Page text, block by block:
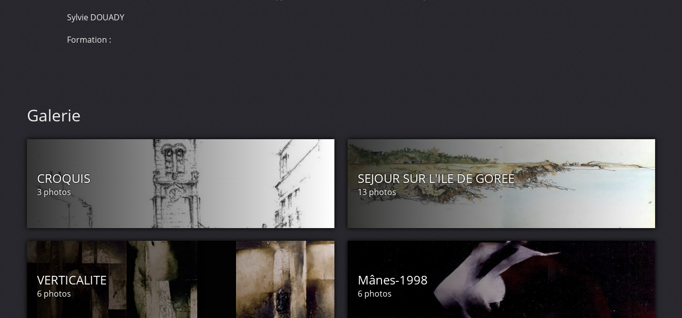
Sylvie DOUADY
Formation :
Expositions :
Espace LAUTREC XVIII arrondissement Paris 1998
Les épicuriens du Marais 2000
Salon de la peinture contemporaine –Mairie du XI Paris 2000
Galerie Sylvie Tonneau La Cavalerie Aveyron 2002
Château de Barives Exposition permanente depuis 2004
Galerie Incarnat GRIGNAN février-juin 2007
Exposition commune a DAMVIX en Sèvres Autise juillet aout 2013
Divers :
Lauréat de l’institut de l’Académie des beaux-arts Prix Abella 1989
Lauréat de l’institut de l’Académie des beaux-arts Prix Abella 1990
Galerie
CROQUIS
3 photos
SEJOUR SUR L'ILE DE GOREE
13 photos
VERTICALITE
6 photos
Mânes-1998
6 photos